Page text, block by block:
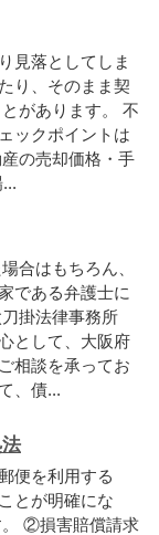
見落としてしま
り、そのまま契
があります。 不
ックポイントは
の売却価格・手
合はもちろん、
である弁護士に
掛法律事務所
として、大阪府
相談を承ってお
、債...
便を利用する
とが明確にな
。 ②損害賠償請求